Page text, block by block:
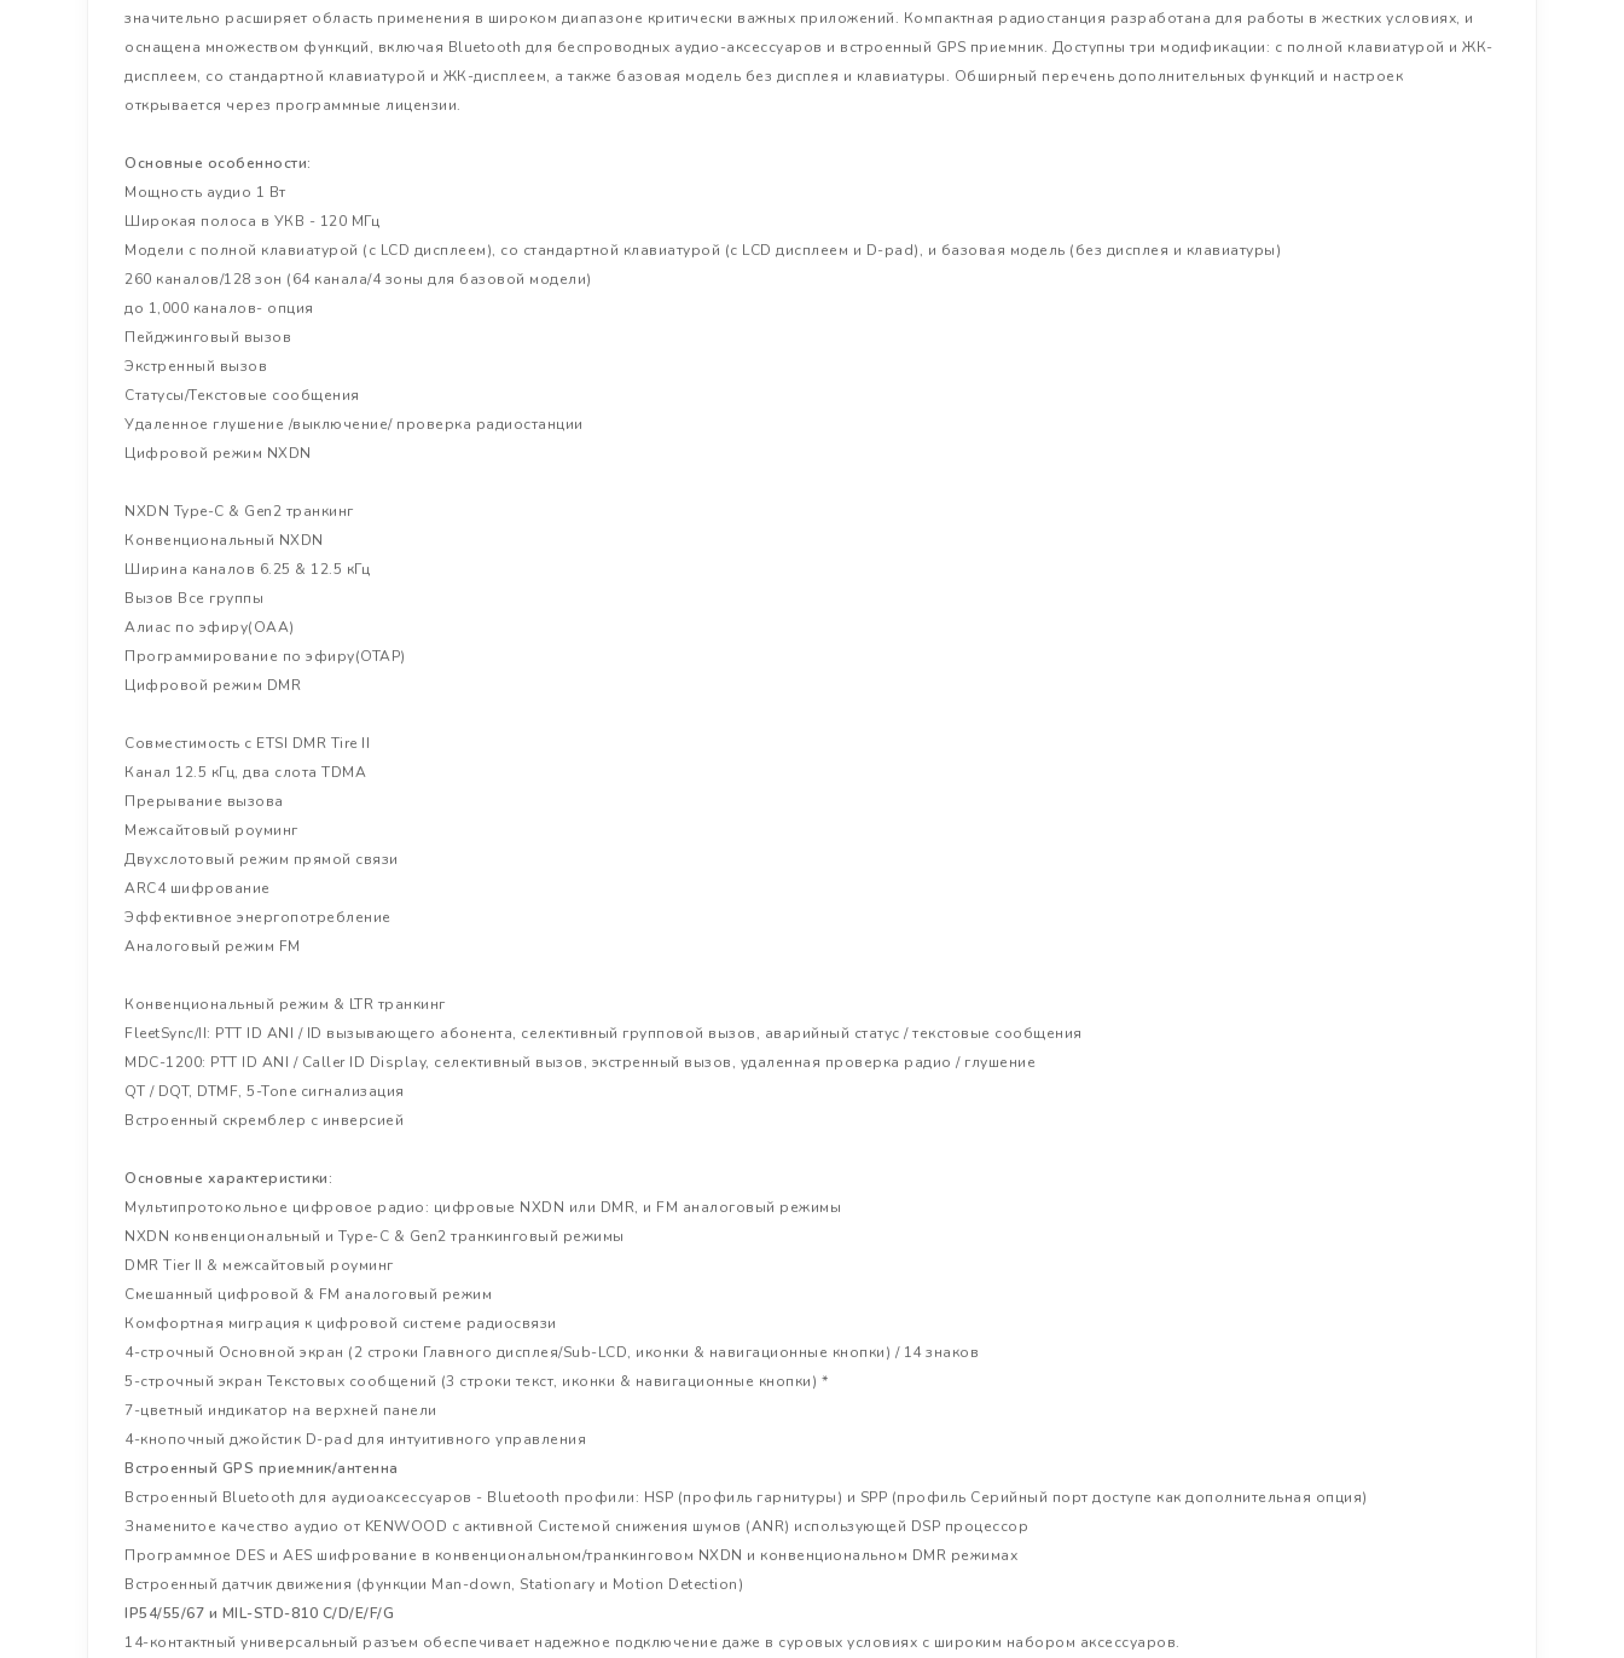
значительно расширяет область применения в широком диапазоне критически важных приложений. Компактная радиостанция разработана для работы в жестких условиях, и
оснащена множеством функций, включая Bluetooth для беспроводных аудио-аксессуаров и встроенный GPS приемник. Доступны три модификации: с полной клавиатурой и ЖК-
дисплеем, со стандартной клавиатурой и ЖК-дисплеем, а также базовая модель без дисплея и клавиатуры. Обширный перечень дополнительных функций и настроек
открывается через программные лицензии.
Основные особенности:
Мощность аудио 1 Вт
Широкая полоса в УКВ - 120 МГц
Модели с полной клавиатурой (с LCD дисплеем), со стандартной клавиатурой (с LCD дисплеем и D-pad), и базовая модель (без дисплея и клавиатуры)
260 каналов/128 зон (64 канала/4 зоны для базовой модели)
до 1,000 каналов- опция
Пейджинговый вызов
Экстренный вызов
Статусы/Текстовые сообщения
Удаленное глушение /выключение/ проверка радиостанции
Цифровой режим NXDN
NXDN Type-C & Gen2 транкинг
Конвенциональный NXDN
Ширина каналов 6.25 & 12.5 кГц
Вызов Все группы
Алиас по эфиру(OAA)
Программирование по эфиру(OTAP)
Цифровой режим DMR
Совместимость с ETSI DMR Tire II
Канал 12.5 кГц, два слота TDMA
Прерывание вызова
Межсайтовый роуминг
Двухслотовый режим прямой связи
ARC4 шифрование
Эффективное энергопотребление
Аналоговый режим FM
Конвенциональный режим & LTR транкинг
FleetSync/II: PTT ID ANI / ID вызывающего абонента, селективный групповой вызов, аварийный статус / текстовые сообщения
MDC-1200: PTT ID ANI / Caller ID Display, селективный вызов, экстренный вызов, удаленная проверка радио / глушение
QT / DQT, DTMF, 5-Tone сигнализация
Встроенный скремблер с инверсией
Основные характеристики:
Мультипротокольное цифровое радио: цифровые NXDN или DMR, и FM аналоговый режимы
NXDN конвенциональный и Type-C & Gen2 транкинговый режимы
DMR Tier II & межсайтовый роуминг
Смешанный цифровой & FM аналоговый режим
Комфортная миграция к цифровой системе радиосвязи
4-строчный Основной экран (2 строки Главного дисплея/Sub-LCD, иконки & навигационные кнопки) / 14 знаков
5-строчный экран Текстовых сообщений (3 строки текст, иконки & навигационные кнопки) *
7-цветный индикатор на верхней панели
4-кнопочный джойстик D-pad для интуитивного управления
Встроенный GPS приемник/антенна
Встроенный Bluetooth для аудиоаксессуаров - Bluetooth профили: HSP (профиль гарнитуры) и SPP (профиль Серийный порт доступе как дополнительная опция)
Знаменитое качество аудио от KENWOOD с активной Системой снижения шумов (ANR) использующей DSP процессор
Программное DES и AES шифрование в конвенциональном/транкинговом NXDN и конвенциональном DMR режимах
Встроенный датчик движения (функции Man-down, Stationary и Motion Detection)
IP54/55/67 и MIL-STD-810 C/D/E/F/G
14-контактный универсальный разъем обеспечивает надежное подключение даже в суровых условиях с широким набором аксессуаров.